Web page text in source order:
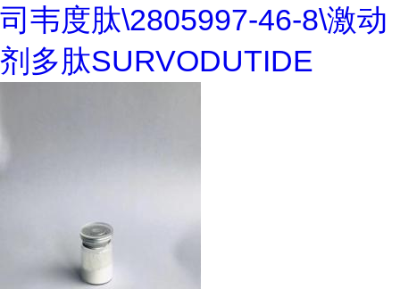
司韦度肽\2805997-46-8\激动
剂多肽SURVODUTIDE